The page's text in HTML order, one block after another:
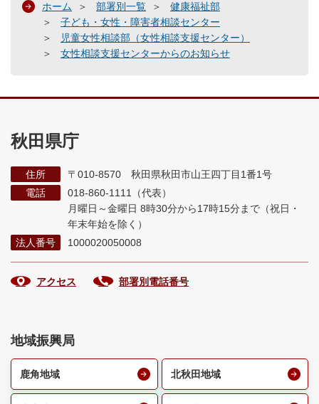
ホーム 部署別一覧
健康福祉部
子ども・女性・障害者相談センター
児童女性相談部（女性相談支援センター）
女性相談支援センターからのお知らせ
秋田県庁
住所
〒010-8570 秋田県秋田市山王四丁目1番1号
電話
018-860-1111（代表）
月曜日～金曜日 8時30分から17時15分まで （祝日・
年末年始を除く）
法人番号
1000020050008
アクセス 部署別電話番号
地域振興局
鹿角地域 北秋田地域